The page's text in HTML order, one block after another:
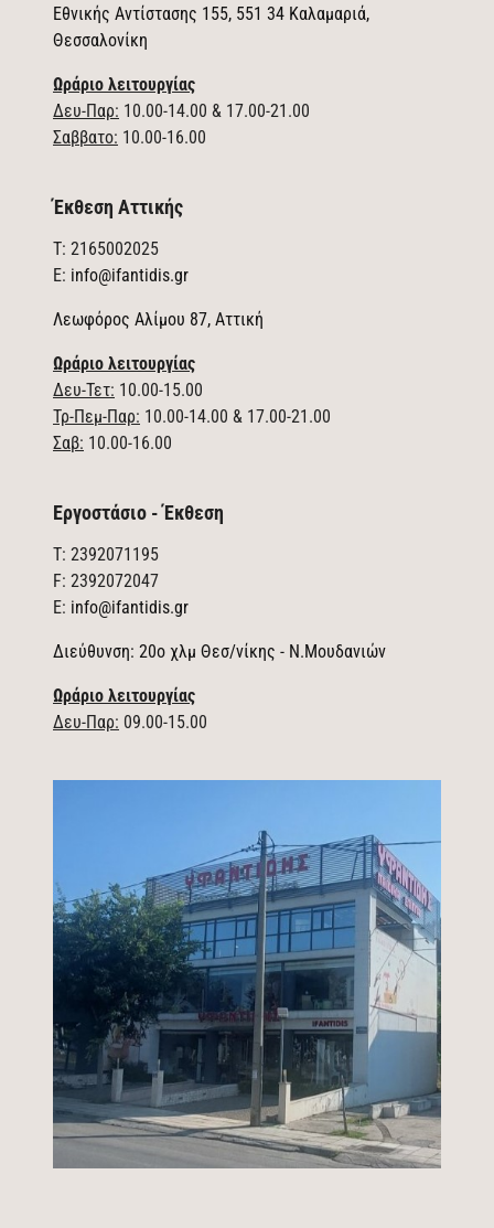
Εθνικής Αντίστασης 155, 551 34 Καλαμαριά,
Θεσσαλονίκη
Ωράριο λειτουργίας
Δευ-Παρ: 10.00-14.00 & 17.00-21.00
Σαββατο: 10.00-16.00
Έκθεση Αττικής
T: 2165002025
E: info@ifantidis.gr
Λεωφόρος Αλίμου 87, Αττική
Ωράριο λειτουργίας
Δευ-Τετ: 10.00-15.00
Τρ-Πεμ-Παρ: 10.00-14.00 & 17.00-21.00
Σαβ: 10.00-16.00
Εργοστάσιο - Έκθεση
T: 2392071195
F: 2392072047
E: info@ifantidis.gr
Διεύθυνση: 20ο χλμ Θεσ/νίκης - Ν.Μουδανιών
Ωράριο λειτουργίας
Δευ-Παρ: 09.00-15.00